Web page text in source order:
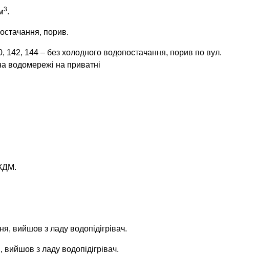
3.
порив.
144 – без холодного водопостачання, порив по вул.
водомережі на приватні
вийшов з ладу водопідігрівач.
з ладу водопідігрівач.